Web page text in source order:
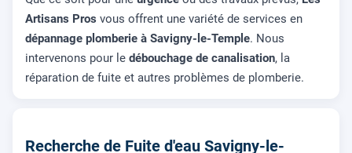
Artisans Pros vous offrent une variété de services en
dépannage plomberie à Savigny-le-Temple. Nous
intervenons pour le débouchage de canalisation, la
réparation de fuite et autres problèmes de plomberie.
Recherche de Fuite d'eau Savigny-le-